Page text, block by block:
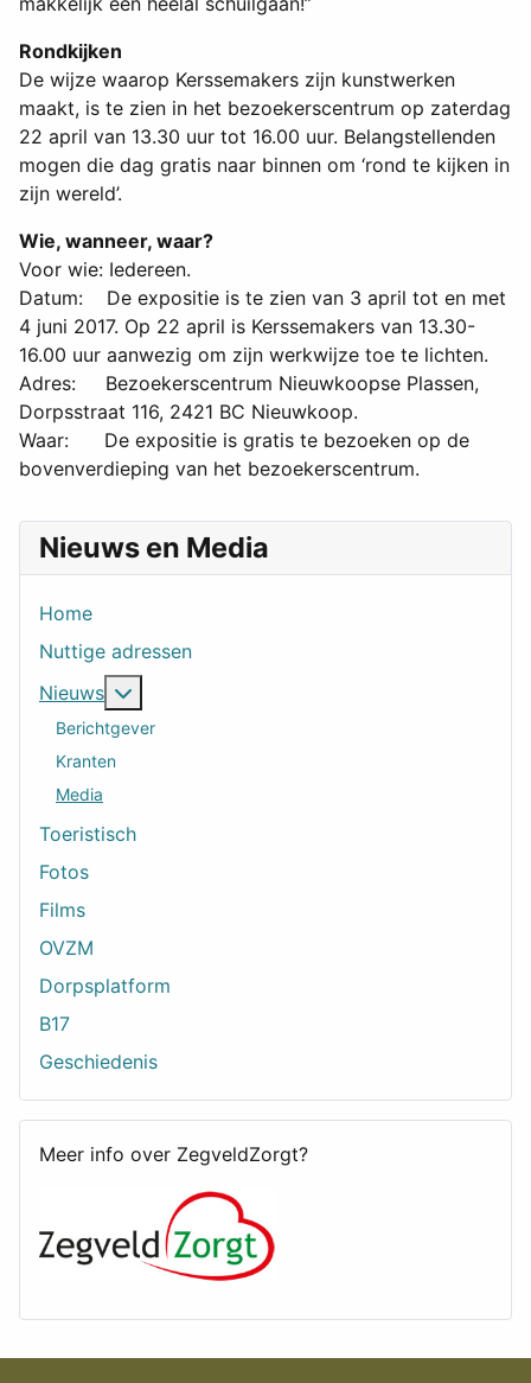
Nieuws en Media
Home
Nuttige adressen
Nieuws
Berichtgever
Kranten
Media
Toeristisch
Fotos
Films
OVZM
Dorpsplatform
B17
Geschiedenis
Meer info over ZegveldZorgt?
Rondkijken
De wijze waarop Kerssemakers zijn kunstwerken
maakt, is te zien in het bezoekerscentrum op zaterdag
22 april van 13.30 uur tot 16.00 uur. Belangstellenden
mogen die dag gratis naar binnen om ‘rond te kijken in
zijn wereld’.
Wie, wanneer, waar?
Voor wie: Iedereen.
Datum: De expositie is te zien van 3 april tot en met
4 juni 2017. Op 22 april is Kerssemakers van 13.30-
16.00 uur aanwezig om zijn werkwijze toe te lichten.
Adres: Bezoekerscentrum Nieuwkoopse Plassen,
Dorpsstraat 116, 2421 BC Nieuwkoop.
Waar: De expositie is gratis te bezoeken op de
bovenverdieping van het bezoekerscentrum.